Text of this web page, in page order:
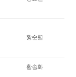
황순렬
황송화